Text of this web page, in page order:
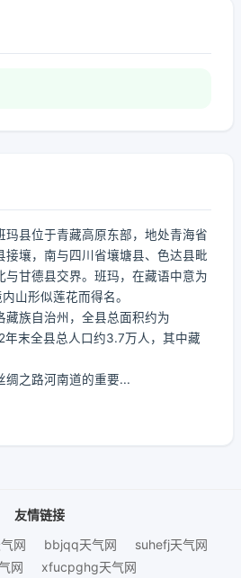
玛县位于青藏高原东部，地处青海省
接壤，南与四川省壤塘县、色达县毗
与甘德县交界。班玛，在藏语中意为
山形似莲花而得名。
藏族自治州，全县总面积约为
末全县总人口约3.7万人，其中藏
绸之路河南道的重要...
友情链接
网 bbjqq天气网
suhefj天气网
网
xfucpghg天气网